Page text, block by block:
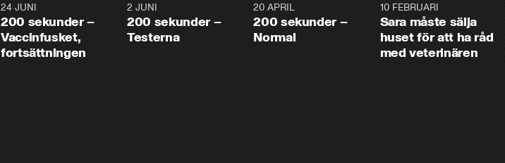
5:00
24 JUNI
200 sekunder –
Vaccinfusket,
fortsättningen
4:23
2 JUNI
200 sekunder –
Testerna
20 APRIL
200 sekunder –
Normal
10 FEBRUARI
Sara måste sälja
huset för att ha råd
med veterinären